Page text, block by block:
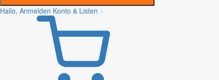
Hallo, Anmelden Konto & Listen